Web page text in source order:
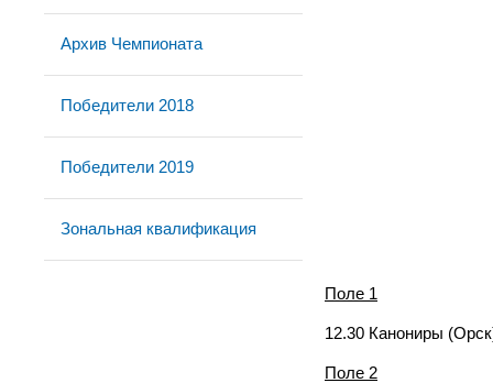
Архив Чемпионата
Победители 2018
Победители 2019
Зональная квалификация
Поле 1
12.30 Канониры
Поле 2